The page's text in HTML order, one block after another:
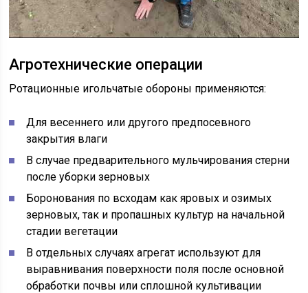
Агротехнические операции
Ротационные игольчатые обороны применяются:
Для весеннего или другого предпосевного
закрытия влаги
В случае предварительного мульчирования стерни
после уборки зерновых
Боронования по всходам как яровых и озимых
зерновых, так и пропашных культур на начальной
стадии вегетации
В отдельных случаях агрегат используют для
выравнивания поверхности поля после основной
обработки почвы или сплошной культивации